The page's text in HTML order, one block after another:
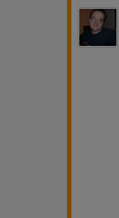
2.
3.
4.
За